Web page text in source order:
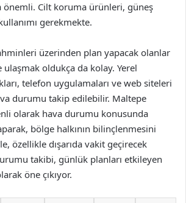
önemli. Cilt koruma ürünleri, güneş
gerekmekte.
üzerinden plan yapacak olanlar
oldukça da kolay. Yerel
telefon uygulamaları ve web siteleri
durumu takip edilebilir. Maltepe
olarak hava durumu konusunda
bölge halkının bilinçlenmesini
özellikle dışarıda vakit geçirecek
takibi, günlük planları etkileyen
öne çıkıyor.